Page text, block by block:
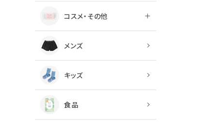
コスメ・その他
メンズ
キッズ
食品